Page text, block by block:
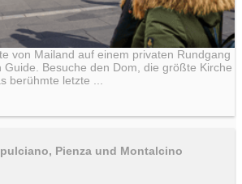
von Mailand auf einem privaten Rundgang
Guide. Besuche den Dom, die größte Kirche
berühmte letzte ...
Pienza und Montalcino